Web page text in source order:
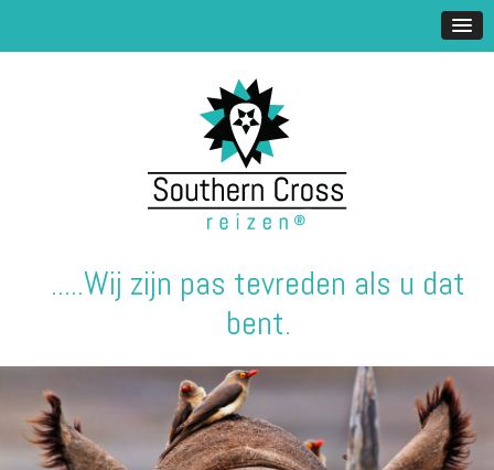
.....Wij zijn pas tevreden als u dat
bent.